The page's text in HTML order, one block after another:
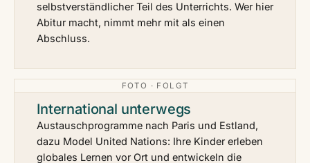
selbstverständlicher Teil des Unterrichts. Wer hier
Abitur macht, nimmt mehr mit als einen
Abschluss.
FOTO · FOLGT
International unterwegs
Austauschprogramme nach Paris und Estland,
dazu Model United Nations: Ihre Kinder erleben
globales Lernen vor Ort und entwickeln die